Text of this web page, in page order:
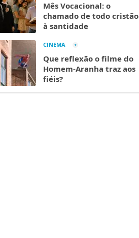
Mês Vocacional: o
chamado de todo cristão
à santidade
CINEMA
Que reflexão o filme do
Homem-Aranha traz aos
fiéis?